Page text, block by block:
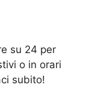
su 24 per
o in orari
subito!